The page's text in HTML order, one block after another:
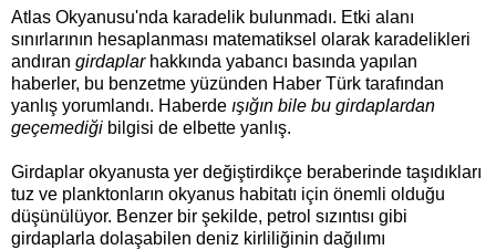
Atlas Okyanusu'nda karadelik bulunmadı. Etki alanı
sınırlarının hesaplanması matematiksel olarak karadelikleri
andıran girdaplar hakkında yabancı basında yapılan
haberler, bu benzetme yüzünden Haber Türk tarafından
yanlış yorumlandı. Haberde ışığın bile bu girdaplardan
geçemediği bilgisi de elbette yanlış.
Girdaplar okyanusta yer değiştirdikçe beraberinde taşıdıkları
tuz ve planktonların okyanus habitatı için önemli olduğu
düşünülüyor. Benzer bir şekilde, petrol sızıntısı gibi
girdaplarla dolaşabilen deniz kirliliğinin dağılımı